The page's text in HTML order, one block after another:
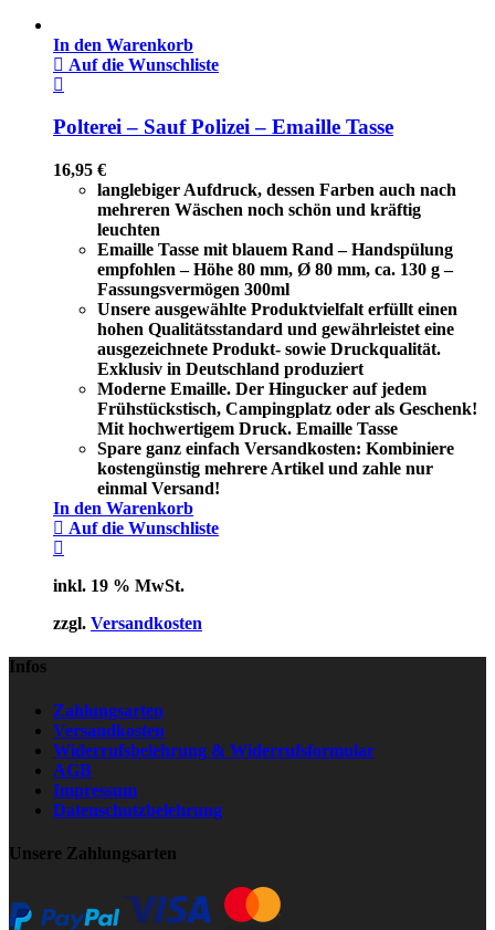
In den Warenkorb
Auf die Wunschliste
Polterei – Sauf Polizei – Emaille Tasse
16,95 €
langlebiger Aufdruck, dessen Farben auch nach
mehreren Wäschen noch schön und kräftig
leuchten
Emaille Tasse mit blauem Rand – Handspülung
empfohlen – Höhe 80 mm, Ø 80 mm, ca. 130 g –
Fassungsvermögen 300ml
Unsere ausgewählte Produktvielfalt erfüllt einen
hohen Qualitätsstandard und gewährleistet eine
ausgezeichnete Produkt- sowie Druckqualität.
Exklusiv in Deutschland produziert
Moderne Emaille. Der Hingucker auf jedem
Frühstückstisch, Campingplatz oder als Geschenk!
Mit hochwertigem Druck. Emaille Tasse
Spare ganz einfach Versandkosten: Kombiniere
kostengünstig mehrere Artikel und zahle nur
einmal Versand!
In den Warenkorb
Auf die Wunschliste
inkl. 19 % MwSt.
zzgl. Versandkosten
Infos
Zahlungsarten
Versandkosten
Widerrufsbelehrung & Widerrufsformular
AGB
Impressum
Datenschutzbelehrung
Unsere Zahlungsarten